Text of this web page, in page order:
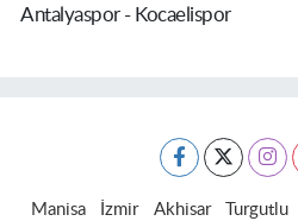
Antalyaspor - Kocaelispor
Manisa İzmir Akhisar Turgutlu